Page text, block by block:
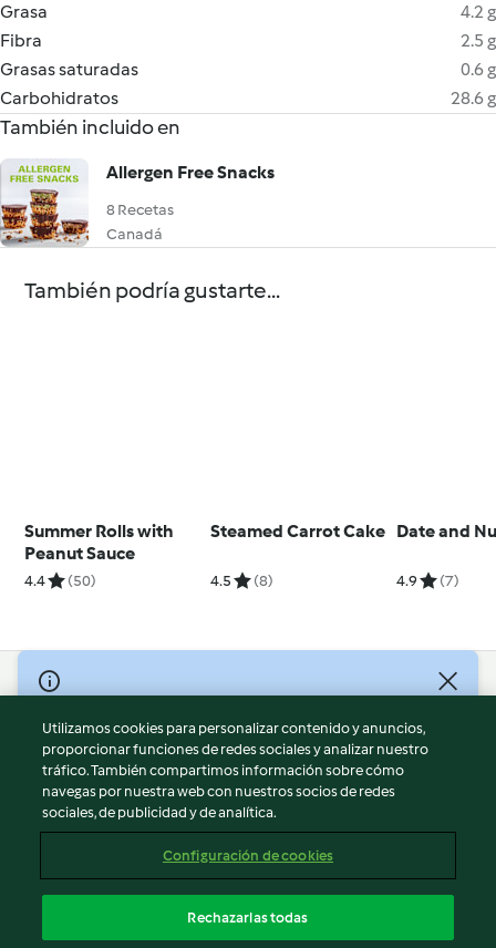
Grasa
4.2 g
Fibra
2.5 g
Grasas saturadas
0.6 g
Carbohidratos
28.6 g
También incluido en
Allergen Free Snacks
8 Recetas
Canadá
También podría gustarte...
Summer Rolls with
Peanut Sauce
4.4 (50)
Steamed Carrot Cake
4.5 (8)
Date and
4.9 (7)
© Copyright 2026
Términos de uso
Política de privacidad
Aviso legal
Información legal
Reportar contenido
Declaración de accesibilidad
Utilizamos cookies para personalizar contenido y anuncios,
proporcionar funciones de redes sociales y analizar nuestro
tráfico. También compartimos información sobre cómo
navegas por nuestra web con nuestros socios de redes
sociales, de publicidad y de analítica.
Configuración de cookies
Rechazarlas todas